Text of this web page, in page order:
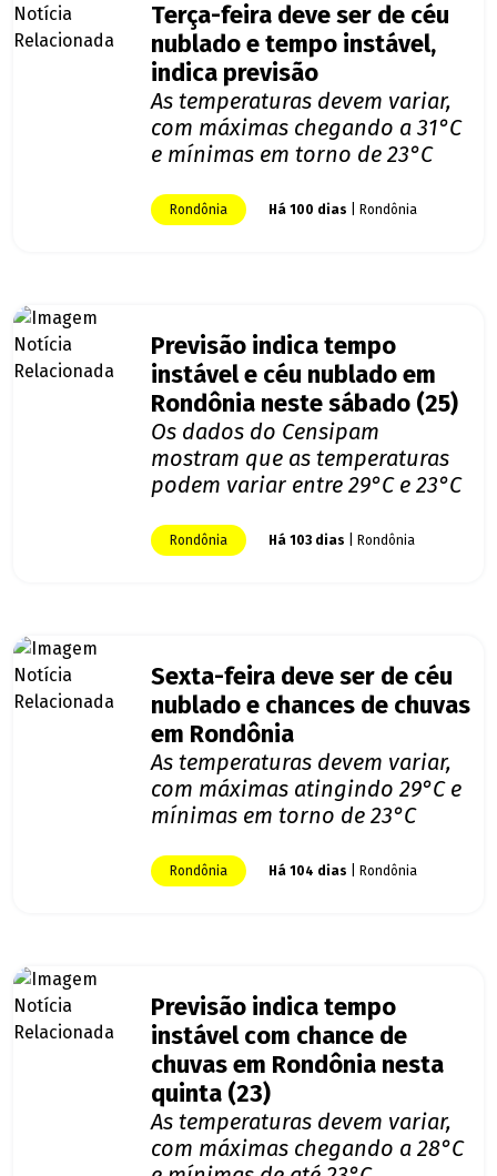
Terça-feira deve ser de céu
nublado e tempo instável,
indica previsão
As temperaturas devem variar,
com máximas chegando a 31°C
e mínimas em torno de 23°C
Rondônia Há 100 dias | Rondônia
Previsão indica tempo
instável e céu nublado em
Rondônia neste sábado (25)
Os dados do Censipam
mostram que as temperaturas
podem variar entre 29°C e 23°C
Rondônia Há 103 dias | Rondônia
Sexta-feira deve ser de céu
nublado e chances de chuvas
em Rondônia
As temperaturas devem variar,
com máximas atingindo 29°C e
mínimas em torno de 23°C
Rondônia Há 104 dias | Rondônia
Previsão indica tempo
instável com chance de
chuvas em Rondônia nesta
quinta (23)
As temperaturas devem variar,
com máximas chegando a 28°C